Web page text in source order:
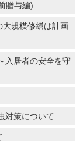
贈与編)
規模修繕は計画
入居者の安全を守
対策について